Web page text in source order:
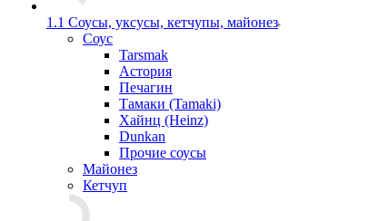
1.1 Соусы, уксусы, кетчупы, майонез
Соус
Tarsmak
Астория
Печагин
Тамаки (Tamaki)
Хайнц (Heinz)
Dunkan
Прочие соусы
Майонез
Кетчуп